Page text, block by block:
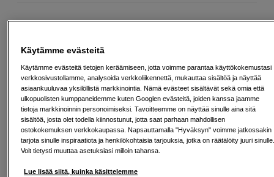
Valitse Muita vaihtoehtoja
Small Medium
29 EUR
Maksa heti tai jaa useampaan osamaksuun
Määrä
Käytämme evästeitä
Käytämme evästeitä tietojen keräämiseen, jotta voimme parantaa käyttökokemustasi
verkkosivustollamme, analysoida verkkoliikennettä, mukauttaa sisältöä ja näyttää
asiaankuuluvaa yksilöllistä markkinointia. Nämä evästeet sisältävät sekä omia että
ulkopuolisten kumppaneidemme kuten Googlen evästeitä, joiden kanssa jaamme
tietoja markkinoinnin personoimiseksi. Tavoitteemme on näyttää sinulle aina sitä
sisältöä, josta olet todella kiinnostunut, jotta saat parhaan mahdollisen
ostokokemuksen verkkokaupassa. Napsauttamalla "Hyväksyn" voimme jatkossakin
tarjota sinulle inspiraatiota ja henkilökohtaisia tarjouksia, jotka on räätälöity juuri
Voit tietysti muuttaa asetuksiasi milloin tahansa.
Lue lisää siitä, kuinka käsittelemme